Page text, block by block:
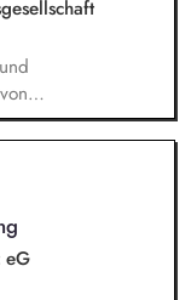
und Begleitung
unsere
bei der
von
Du
eG